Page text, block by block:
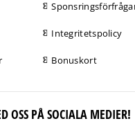
Integritetspolicy
Bonuskort
OSS PÅ SOCIALA MEDIER!